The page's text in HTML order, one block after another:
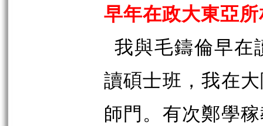
早年在政大東亞
我與毛鑄倫早在
讀碩士班，我在
師門。有次鄭學